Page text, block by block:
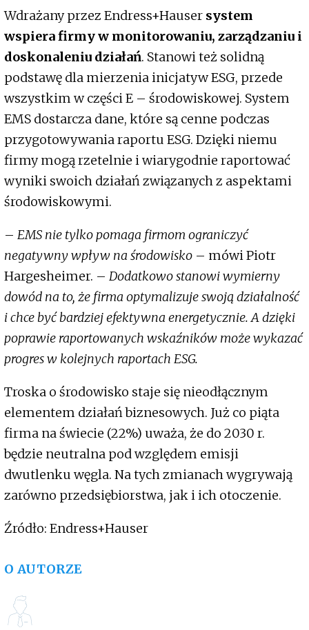
Wdrażany przez Endress+Hauser system
wspiera firmy w monitorowaniu, zarządzaniu i
doskonaleniu działań. Stanowi też solidną
podstawę dla mierzenia inicjatyw ESG, przede
wszystkim w części E – środowiskowej. System
EMS dostarcza dane, które są cenne podczas
przygotowywania raportu ESG. Dzięki niemu
firmy mogą rzetelnie i wiarygodnie raportować
wyniki swoich działań związanych z aspektami
środowiskowymi.
– EMS nie tylko pomaga firmom ograniczyć
negatywny wpływ na środowisko – mówi Piotr
Hargesheimer. – Dodatkowo stanowi wymierny
dowód na to, że firma optymalizuje swoją działalność
i chce być bardziej efektywna energetycznie. A dzięki
poprawie raportowanych wskaźników może wykazać
progres w kolejnych raportach ESG.
Troska o środowisko staje się nieodłącznym
elementem działań biznesowych. Już co piąta
firma na świecie (22%) uważa, że do 2030 r.
będzie neutralna pod względem emisji
dwutlenku węgla. Na tych zmianach wygrywają
zarówno przedsiębiorstwa, jak i ich otoczenie.
Źródło: Endress+Hauser
O AUTORZE